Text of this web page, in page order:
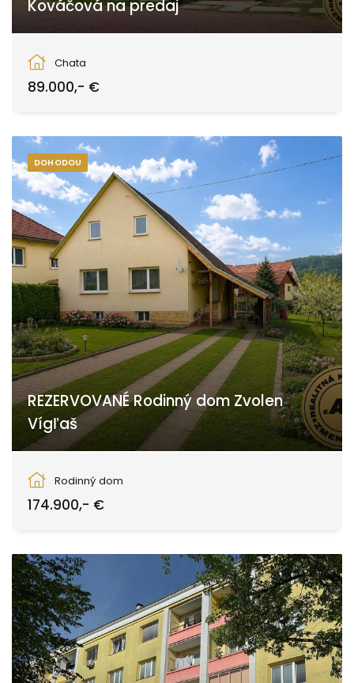
Kováčová na predaj
Chata
89.000,- €
DOHODOU
REZERVOVANÉ Rodinný dom Zvolen
Vígľaš
Rodinný dom
174.900,- €